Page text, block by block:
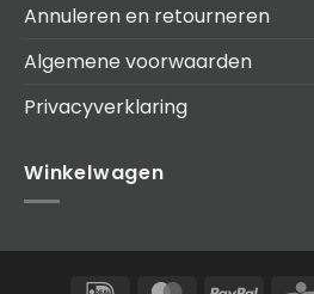
Annuleren en retourneren
Algemene voorwaarden
Privacyverklaring
Winkelwagen